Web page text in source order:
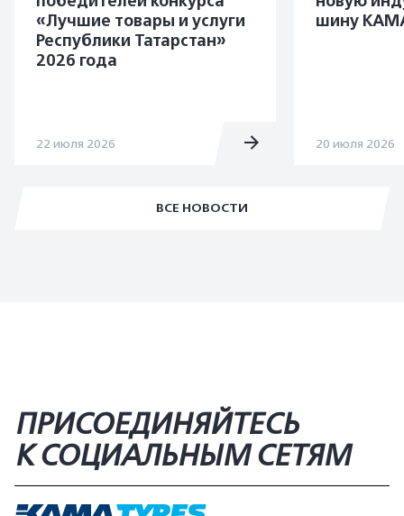
ВСЕ НОВОСТИ
«Лучшие товары и услуги
Республики Татарстан»
2026 года
22 июля 2026
шину
20 июля 2026
ПРИСОЕДИНЯЙТЕСЬ
К СОЦИАЛЬНЫМ СЕТЯМ